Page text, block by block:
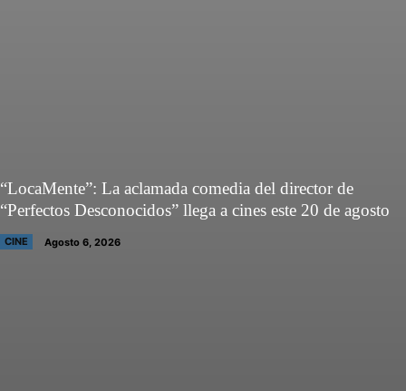
“LocaMente”: La aclamada comedia del director de
“Perfectos Desconocidos” llega a cines este 20 de agosto
CINE Agosto 6, 2026